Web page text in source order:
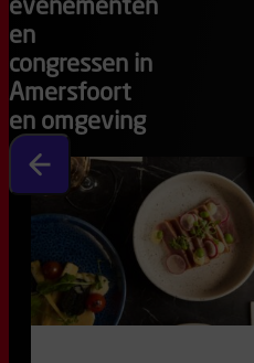
evenementen
en
congressen in
Amersfoort
en omgeving
Vorige slide